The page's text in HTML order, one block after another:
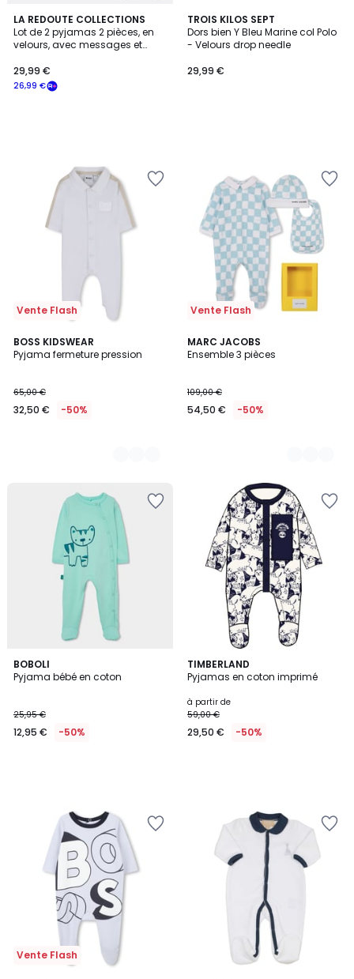
LA REDOUTE COLLECTIONS
Lot de 2 pyjamas 2 pièces, en
velours, avec messages et
26,99 €
29,99 €
TROIS KILOS SEPT
Dors bien Y Bleu Marine col Polo
- Velours drop needle
29,99 €
Vente Flash
BOSS KIDSWEAR
Pyjama fermeture pression
65,00 €
32,50 € -50%
3
Couleurs
Vente Flash
MARC JACOBS
Ensemble 3 pièces
109,00 €
54,50 € -50%
2
Couleurs
BOBOLI
Pyjama bébé en coton
25,95 €
12,95 € -50%
TIMBERLAND
Pyjamas en coton imprimé
à partir de
59,00 €
29,50 € -50%
Vente Flash